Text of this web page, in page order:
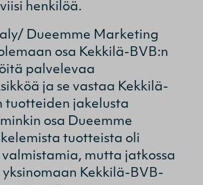
henkilöä.
Dueemme Marketing
osa Kekkilä-BVB:n
palvelevaa
ja se vastaa Kekkilä-
tuotteiden jakelusta
osa Dueemme
tuotteista oli
mutta jatkossa
Kekkilä-BVB-